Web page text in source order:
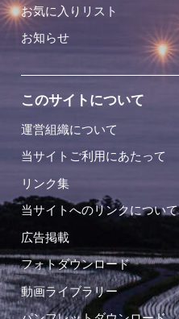
お気に入りリスト
お知らせ
このサイトについて
運営組織について
当サイトご利用にあたって
リンク集
当サイトへのリンクについて
広告掲載
フォトダウンロード
動画ライブラリー